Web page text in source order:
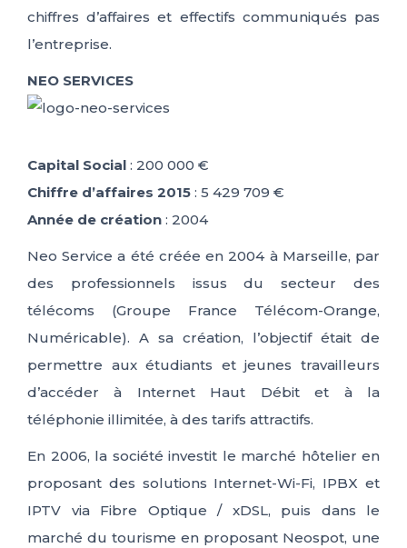
chiffres d’affaires et effectifs communiqués pas
l’entreprise.
NEO SERVICES
Capital Social : 200 000 €
Chiffre d’affaires 2015 : 5 429 709 €
Année de création : 2004
Neo Service a été créée en 2004 à Marseille, par
des professionnels issus du secteur des
télécoms (Groupe France Télécom-Orange,
Numéricable). A sa création, l’objectif était de
permettre aux étudiants et jeunes travailleurs
d’accéder à Internet Haut Débit et à la
téléphonie illimitée, à des tarifs attractifs.
En 2006, la société investit le marché hôtelier en
proposant des solutions Internet-Wi-Fi, IPBX et
IPTV via Fibre Optique / xDSL, puis dans le
marché du tourisme en proposant Neospot, une